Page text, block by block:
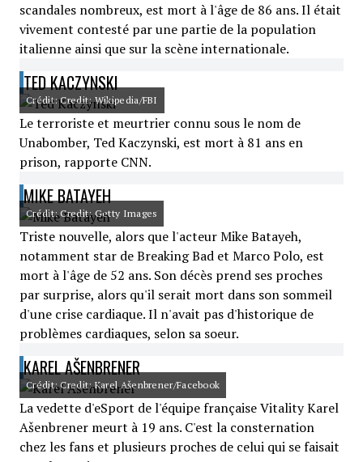
scandales nombreux, est mort à l'âge de 86 ans. Il était
vivement contesté par une partie de la population
italienne ainsi que sur la scène internationale.
TED KACZYNSKI
Crédit: Credit: Wikipedia/FBI
Le terroriste et meurtrier connu sous le nom de
Unabomber, Ted Kaczynski, est mort à 81 ans en
prison, rapporte CNN.
MIKE BATAYEH
Crédit: Credit: Getty Images
Triste nouvelle, alors que l'acteur Mike Batayeh,
notamment star de Breaking Bad et Marco Polo, est
mort à l'âge de 52 ans. Son décès prend ses proches
par surprise, alors qu'il serait mort dans son sommeil
d'une crise cardiaque. Il n'avait pas d'historique de
problèmes cardiaques, selon sa soeur.
KAREL AŠENBRENER
Crédit: Credit: Karel Ašenbrener/Facebook
La vedette d'eSport de l'équipe française Vitality Karel
Ašenbrener meurt à 19 ans. C'est la consternation
chez les fans et plusieurs proches de celui qui se faisait